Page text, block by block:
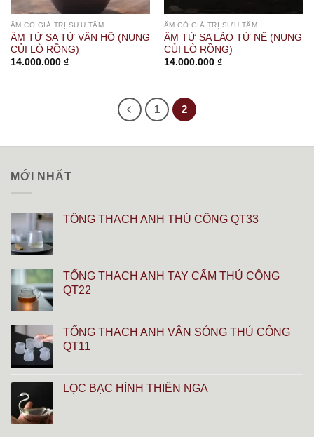
ẤM CÓ GIÁ TRỊ SƯU TẦM
ẤM TỬ SA TỬ VÂN HỒ (NUNG
CỦI LÒ RỒNG)
14.000.000 ₫
ẤM CÓ GIÁ TRỊ SƯU TẦM
ẤM TỬ SA LÃO TỬ NÊ (NUNG
CỦI LÒ RỒNG)
14.000.000 ₫
1 2
MỚI NHẤT
TỐNG THẠCH ANH THỦ CÔNG QT33
TỐNG THẠCH ANH TAY CẨM THỦ CÔNG
QT22
TỐNG THẠCH ANH VÂN SÓNG THỦ CÔNG
QT11
LỌC BẠC HÌNH THIÊN NGA